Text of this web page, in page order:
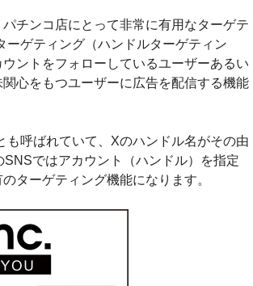
チンコ店にとって非常に有用なターゲテ
ーゲティング（ハンドルターゲティン
ントをフォローしているユーザーあるい
心をもつユーザーに広告を配信する機能
呼ばれていて、Xのハンドル名がその由
ではアカウント（ハンドル）を指定
ターゲティング機能になります。